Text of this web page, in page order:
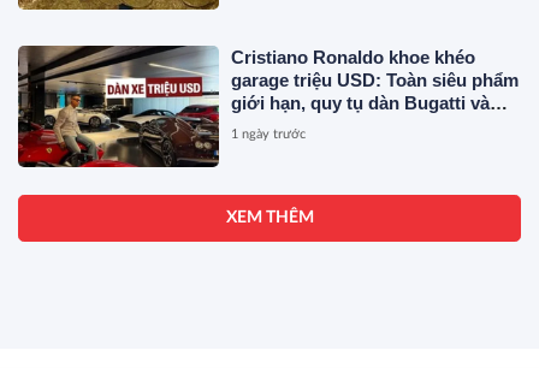
Cristiano Ronaldo khoe khéo
garage triệu USD: Toàn siêu phẩm
giới hạn, quy tụ dàn Bugatti và
Ferrari đắt đỏ
1 ngày trước
XEM THÊM